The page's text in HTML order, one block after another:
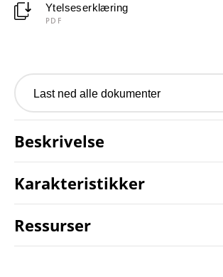
Ytelseserklæring
PDF
Last ned alle dokumenter
Beskrivelse
Karakteristikker
Ressurser